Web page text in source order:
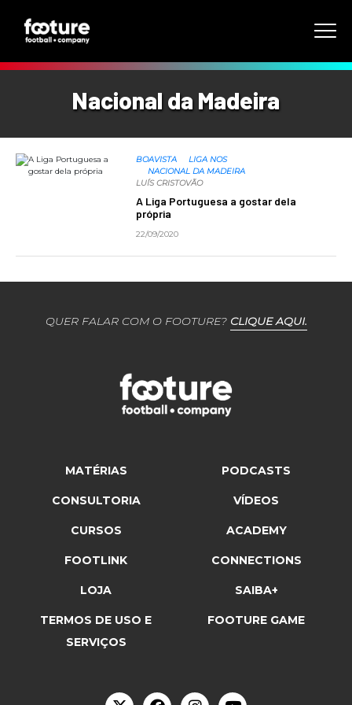
Nacional da Madeira
BOAVISTA
LIGA NOS
NACIONAL DA MADEIRA
LUÍS CRISTOVÃO
A Liga Portuguesa a gostar dela
própria
22/09/2020
QUER FALAR COM O FOOTURE? CLIQUE AQUI.
MATÉRIAS PODCASTS
CONSULTORIA VÍDEOS
CURSOS ACADEMY
FOOTLINK CONNECTIONS
LOJA SAIBA+
TERMOS DE USO E
SERVIÇOS
FOOTURE GAME